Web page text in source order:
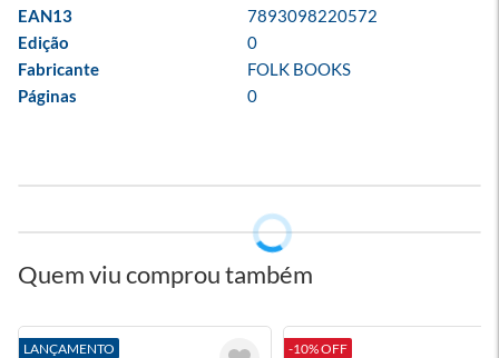
EAN13
7893098220572
Edição
0
Fabricante
FOLK BOOKS
Páginas
0
Quem viu comprou também
LANÇAMENTO
-10% OFF